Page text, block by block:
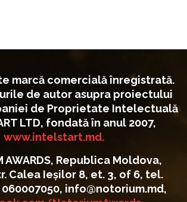
marcă comercială înregistrată.
de autor asupra proiectului
de Proprietate Intelectuală
LTD, fondată în anul 2007,
www.intelstart.md.
AWARDS, Republica Moldova,
Calea Ieșilor 8, et. 3, of 6, tel.
060007050, info@notorium.md,